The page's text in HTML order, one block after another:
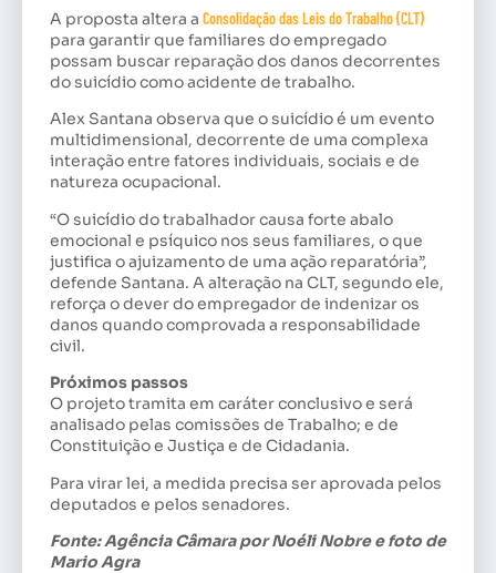
A proposta altera a Consolidação das Leis do Trabalho (CLT)
para garantir que familiares do empregado
possam buscar reparação dos danos decorrentes
do suicídio como acidente de trabalho.
Alex Santana observa que o suicídio é um evento
multidimensional, decorrente de uma complexa
interação entre fatores individuais, sociais e de
natureza ocupacional.
“O suicídio do trabalhador causa forte abalo
emocional e psíquico nos seus familiares, o que
justifica o ajuizamento de uma ação reparatória”,
defende Santana. A alteração na CLT, segundo ele,
reforça o dever do empregador de indenizar os
danos quando comprovada a responsabilidade
civil.
Próximos passos
O projeto tramita em caráter conclusivo e será
analisado pelas comissões de Trabalho; e de
Constituição e Justiça e de Cidadania.
Para virar lei, a medida precisa ser aprovada pelos
deputados e pelos senadores.
Fonte: Agência Câmara por Noéli Nobre e foto de
Mario Agra